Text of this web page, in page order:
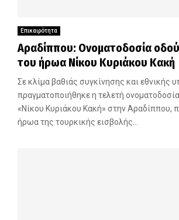
Επικαιρότητα
Αραδίππου: Ονοματοδοσία
του ήρωα Νίκου Κυριάκου Κακή
Σε κλίμα βαθιάς συγκίνησης και εθνικής
πραγματοποιήθηκε η τελετή
«Νίκου Κυριάκου Κακή» στην Αραδίππου,
ήρωα της τουρκικής εισβολής...